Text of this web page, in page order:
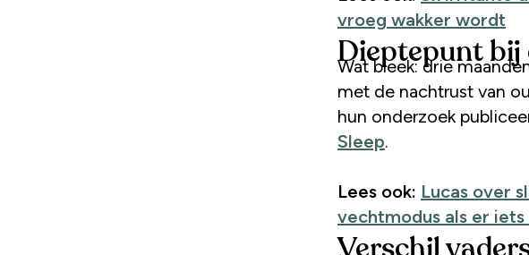
vroeg wakker wordt
Dieptepunt bij
Wat bleek: drie
met de nachtrust van
hun onderzoek
Sleep.
Lees ook: Lucas over
vechtmodus als er iets
Verschil